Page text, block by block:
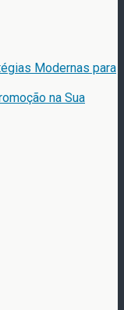
Modernas para
na Sua